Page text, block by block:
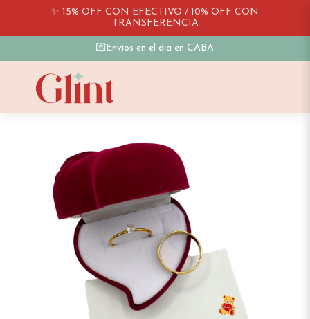
✨ 15% OFF CON EFECTIVO / 10% OFF CON
TRANSFERENCIA
💌Envios en el dia en CABA